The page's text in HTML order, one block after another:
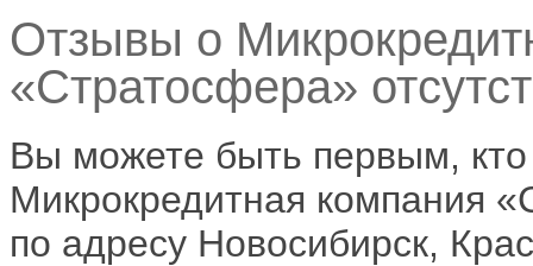
Отзывы о
«Стратосфера»
Вы можете быть первым,
Микрокредитная компания
по адресу Новосибирск,